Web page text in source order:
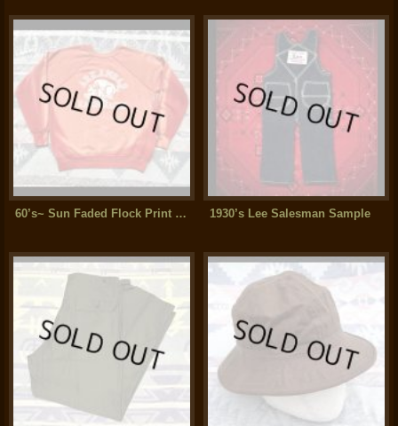
60’s~ Sun Faded Flock Print Sweat Shirt (approx XL) 1930’s Lee Salesman Sample